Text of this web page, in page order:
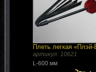
Плеть легкая
артикул: 10621
L-600 мм